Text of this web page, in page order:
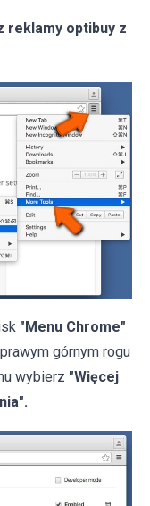
reklamy optibuy z
"Menu Chrome"
górnym rogu
wybierz "Więcej